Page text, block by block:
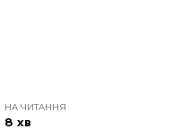
НА ЧИТАННЯ
8 хв